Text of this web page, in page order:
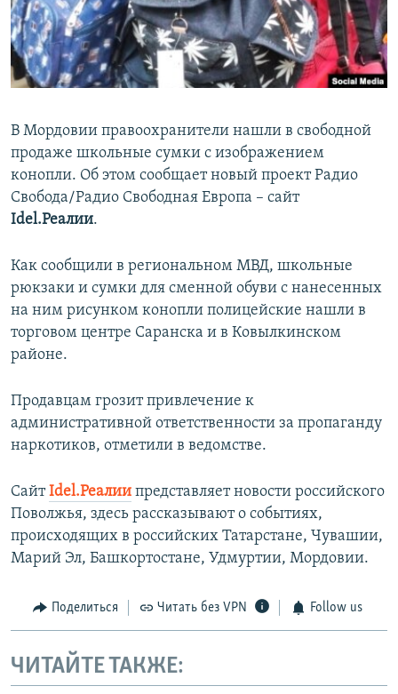
ПОБЕДИТЕЛЕЙ НЕ СУДЯТ?
КРЫМ.НЕПОКОРЕННЫЙ
ELIFBE
ПРИСОЕДИНЯЙТЕСЬ!
Все сайты RFE/RL
В Мордовии правоохранители нашли в свободной
продаже школьные сумки с изображением
конопли. Об этом сообщает новый проект Радио
Свобода/Радио Свободная Европа – сайт
Idel.Реалии.
Как сообщили в региональном МВД, школьные
рюкзаки и сумки для сменной обуви с нанесенных
на ним рисунком конопли полицейские нашли в
торговом центре Саранска и в Ковылкинском
районе.
Продавцам грозит привлечение к
административной ответственности за пропаганду
наркотиков, отметили в ведомстве.
СайтIdel.Реалии представляет новости российского
Поволжья, здесь рассказывают о событиях,
происходящих в российских Татарстане, Чувашии,
Марий Эл, Башкортостане, Удмуртии, Мордовии.
Поделиться Читать без VPN Follow us
ЧИТАЙТЕ ТАКЖЕ: